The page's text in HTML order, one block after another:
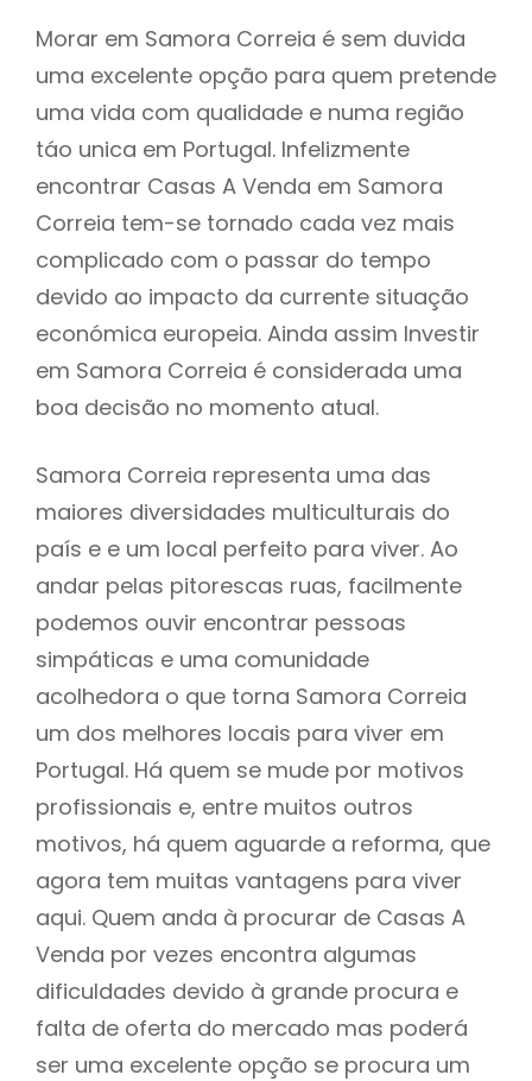
Morar em Samora Correia é sem duvida
uma excelente opção para quem pretende
uma vida com qualidade e numa região
táo unica em Portugal. Infelizmente
encontrar Casas A Venda em Samora
Correia tem-se tornado cada vez mais
complicado com o passar do tempo
devido ao impacto da currente situação
económica europeia. Ainda assim Investir
em Samora Correia é considerada uma
boa decisão no momento atual.
Samora Correia representa uma das
maiores diversidades multiculturais do
país e e um local perfeito para viver. Ao
andar pelas pitorescas ruas, facilmente
podemos ouvir encontrar pessoas
simpáticas e uma comunidade
acolhedora o que torna Samora Correia
um dos melhores locais para viver em
Portugal. Há quem se mude por motivos
profissionais e, entre muitos outros
motivos, há quem aguarde a reforma, que
agora tem muitas vantagens para viver
aqui. Quem anda à procurar de Casas A
Venda por vezes encontra algumas
dificuldades devido à grande procura e
falta de oferta do mercado mas poderá
ser uma excelente opção se procura um